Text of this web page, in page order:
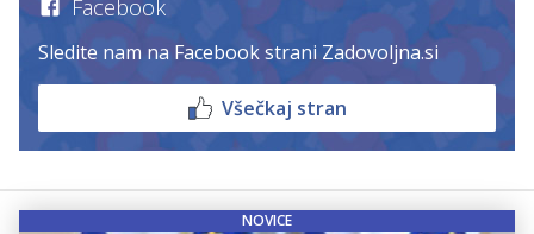
Facebook
Sledite nam na Facebook strani Zadovoljna.si
Všečkaj stran
NOVICE